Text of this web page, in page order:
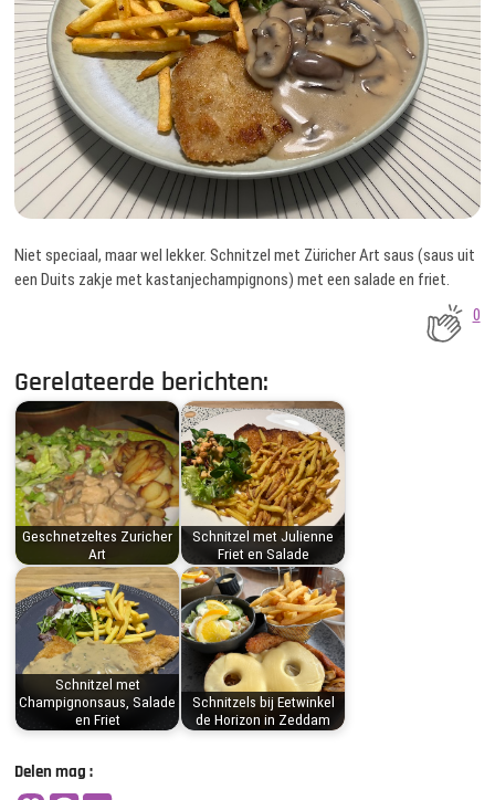
Niet speciaal, maar wel lekker. Schnitzel met Züricher Art saus (saus uit
een Duits zakje met kastanjechampignons) met een salade en friet.
0
Gerelateerde berichten:
Geschnetzeltes Zuricher
Art
Schnitzel met Julienne
Friet en Salade
Schnitzel met
Champignonsaus, Salade
en Friet
Schnitzels bij Eetwinkel
de Horizon in Zeddam
Delen mag :